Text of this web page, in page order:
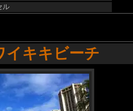
ル
イキキビーチ